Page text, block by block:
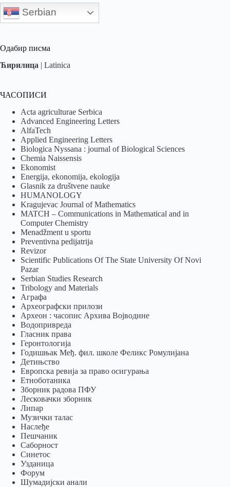
Serbian
Одабир писма
Ћирилица | Latinica
ЧАСОПИСИ
Acta agriculturae Serbica
Advanced Engineering Letters
AlfaTech
Applied Engineering Letters
Biologica Nyssana : journal of Biological Sciences
Chemia Naissensis
Ekonomist
Energija, ekonomija, ekologija
Glasnik za društvene nauke
HUMANOLOGY
Kragujevac Journal of Mathematics
MATCH – Communications in Mathematical and in
Computer Chemistry
Menadžment u sportu
Preventivna pedijatrija
Revizor
Scientific Publications Of The State University Of Novi
Pazar
Serbian Studies Research
Tribology and Materials
Аграфа
Археографски прилози
Археон : часопис Архива Војводине
Водопривреда
Гласник права
Геронтологија
Годишњак Међ. фил. школе Феликс Ромулијана
Детињство
Европска ревија за право осигурања
Eтноботаника
Зборник радова ПФУ
Лесковачки зборник
Липар
Музички талас
Наслеђе
Пешчаник
Саборност
Синетос
Узданица
Форум
Шумадијски анали